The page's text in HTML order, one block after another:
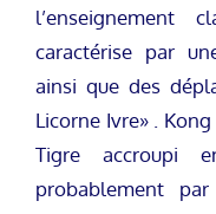
l’enseignement
caractérise par
ainsi que des
Licorne Ivre» .
Tigre accroupi
probablement